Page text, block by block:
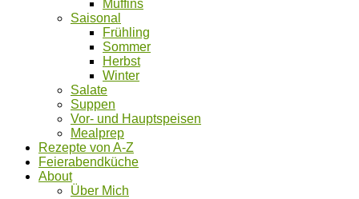
Muffins
Saisonal
Frühling
Sommer
Herbst
Winter
Salate
Suppen
Vor- und Hauptspeisen
Mealprep
Rezepte von A-Z
Feierabendküche
About
Über Mich